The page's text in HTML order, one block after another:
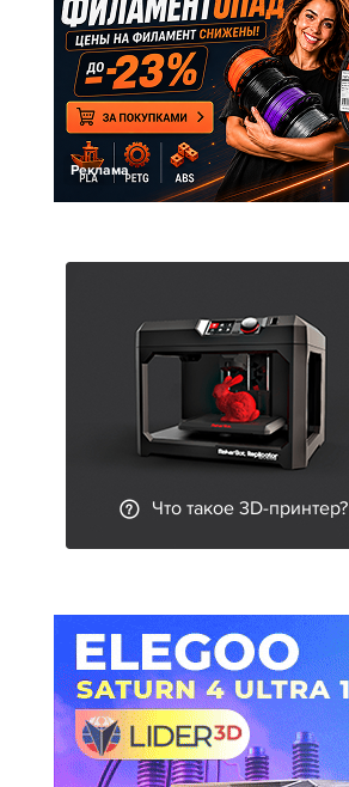
Реклама
Что такое 3D-принтер?